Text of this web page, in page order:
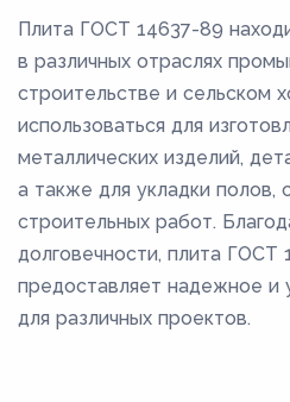
Плита ГОСТ 14637-89
в различных отраслях
строительстве и сельском
использоваться для
металлических изделий,
а также для укладки полов,
строительных работ.
долговечности, плита ГОСТ
предоставляет надежное и
для различных проектов.